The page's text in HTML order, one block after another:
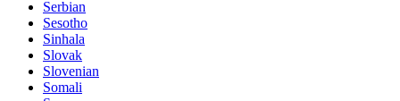
Serbian
Sesotho
Sinhala
Slovak
Slovenian
Somali